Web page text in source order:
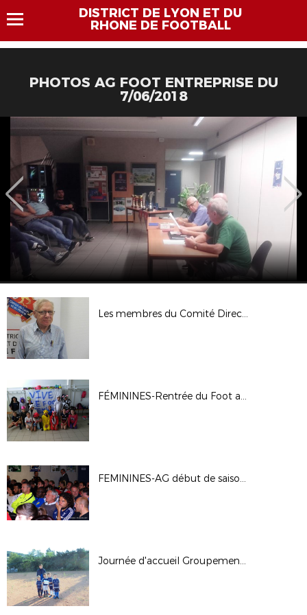
DISTRICT DE LYON ET DU
RHONE DE FOOTBALL
PHOTOS AG FOOT ENTREPRISE DU
7/06/2018
Les membres du Comité Directeur
FÉMININES-Rentrée du Foot au Féminin à Rillieux La Pape 01/10/17
FEMININES-AG début de saison 17/18
Journée d'accueil Groupement Beaujolais à Tarare - 23-09-17